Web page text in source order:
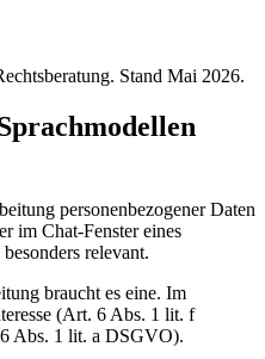
Stand Mai 2026.
personenbezogener Daten
im Chat-Fenster eines
relevant.
braucht es eine. Im
(Art. 6 Abs. 1 lit. f
Abs. 1 lit. a DSGVO).